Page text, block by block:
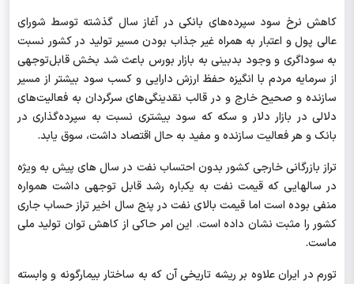
کاهش نرخ سود سپرده‌های بانکی در آغاز سال گذشته توسط شورای
عالی پول و اعتبار به همراه غیر جذاب بودن مسیر تولید در کشور نسبت
به سوداگری و وجود بدبینی به بازار بورس باعث شد بخش قابل‌توجهی
از سرمایه مردم با انگیزه حفظ ارزش دارایی و کسب سود بیشتر از مسیر
سازنده و صحیح خارج و در قالب نقدینگی‌های سرگردان به فعالیت‌های
دلالی در بازار دلار و سکه که سود بیشتری نسبت به سپرده‌گذاری در
بانک و هر فعالیت سازنده و مفید به حال اقتصاد داشت، سوق یابد.
تراز بازرگانی خارجی کشور بدون احتساب نفت در سال های پیش به ویژه
در سالهایی که قیمت نفت به یکباره رشد قابل توجهی داشت همواره
منفی بوده است اما قیمت بالای نفت در پنج سال اخیر تراز حساب جاری
کشور را مثبت نشان داده است. این امر حاکی از کاهش توان تولید ملی
ماست.
تورم در ایران علاوه بر ریشه تاریخی آن که به ساختار بیمارگونه و وابسته